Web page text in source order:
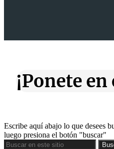
¡Ponete
Escribe aquí abajo lo que desees
luego presiona el botón "buscar"
Buscar